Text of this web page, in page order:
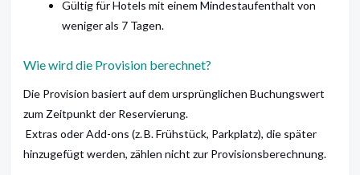
Gültig für Hotels mit einem Mindestaufenthalt von
weniger als 7 Tagen.
Wie wird die Provision berechnet?
Die Provision basiert auf dem ursprünglichen Buchungswert
zum Zeitpunkt der Reservierung.
Extras oder Add-ons (z. B. Frühstück, Parkplatz), die später
hinzugefügt werden, zählen nicht zur Provisionsberechnung.